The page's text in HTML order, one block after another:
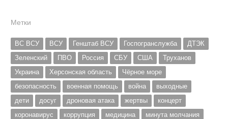
Метки
ВС ВСУ ВСУ Генштаб ВСУ Госпогранслужба
ДТЭК
Зеленский
ПВО Россия СБУ США
Труханов
Украина
Херсонская область
Чёрное море
безопасность
военная помощь война
выходные
дети
досуг дроновая атака жертвы
концерт
коронавирус
коррупция медицина
минута молчания